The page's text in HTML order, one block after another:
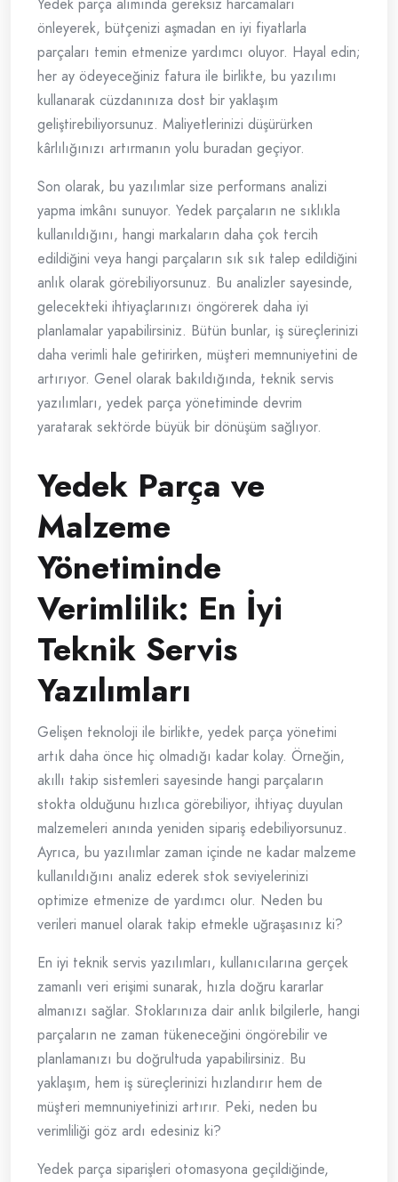
Yedek parça alımında gereksiz harcamaları
önleyerek, bütçenizi aşmadan en iyi fiyatlarla
parçaları temin etmenize yardımcı oluyor. Hayal edin;
her ay ödeyeceğiniz fatura ile birlikte, bu yazılımı
kullanarak cüzdanınıza dost bir yaklaşım
geliştirebiliyorsunuz. Maliyetlerinizi düşürürken
kârlılığınızı artırmanın yolu buradan geçiyor.
Son olarak, bu yazılımlar size performans analizi
yapma imkânı sunuyor. Yedek parçaların ne sıklıkla
kullanıldığını, hangi markaların daha çok tercih
edildiğini veya hangi parçaların sık sık talep edildiğini
anlık olarak görebiliyorsunuz. Bu analizler sayesinde,
gelecekteki ihtiyaçlarınızı öngörerek daha iyi
planlamalar yapabilirsiniz. Bütün bunlar, iş süreçlerinizi
daha verimli hale getirirken, müşteri memnuniyetini de
artırıyor. Genel olarak bakıldığında, teknik servis
yazılımları, yedek parça yönetiminde devrim
yaratarak sektörde büyük bir dönüşüm sağlıyor.
Yedek Parça ve
Malzeme
Yönetiminde
Verimlilik: En İyi
Teknik Servis
Yazılımları
Gelişen teknoloji ile birlikte, yedek parça yönetimi
artık daha önce hiç olmadığı kadar kolay. Örneğin,
akıllı takip sistemleri sayesinde hangi parçaların
stokta olduğunu hızlıca görebiliyor, ihtiyaç duyulan
malzemeleri anında yeniden sipariş edebiliyorsunuz.
Ayrıca, bu yazılımlar zaman içinde ne kadar malzeme
kullanıldığını analiz ederek stok seviyelerinizi
optimize etmenize de yardımcı olur. Neden bu
verileri manuel olarak takip etmekle uğraşasınız ki?
En iyi teknik servis yazılımları, kullanıcılarına gerçek
zamanlı veri erişimi sunarak, hızla doğru kararlar
almanızı sağlar. Stoklarınıza dair anlık bilgilerle, hangi
parçaların ne zaman tükeneceğini öngörebilir ve
planlamanızı bu doğrultuda yapabilirsiniz. Bu
yaklaşım, hem iş süreçlerinizi hızlandırır hem de
müşteri memnuniyetinizi artırır. Peki, neden bu
verimliliği göz ardı edesiniz ki?
Yedek parça siparişleri otomasyona geçildiğinde,